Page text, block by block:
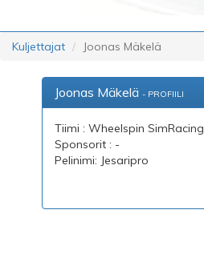
Kuljettajat Joonas Mäkelä
Joonas Mäkelä - PROFIILI
Tiimi : Wheelspin SimRacing
Sponsorit : -
Pelinimi: Jesaripro